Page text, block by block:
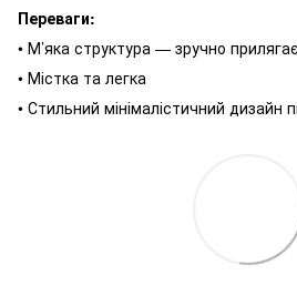
Переваги:
• М’яка структура — зручно
• Містка та легка
• Стильний мінімалістичний дизайн